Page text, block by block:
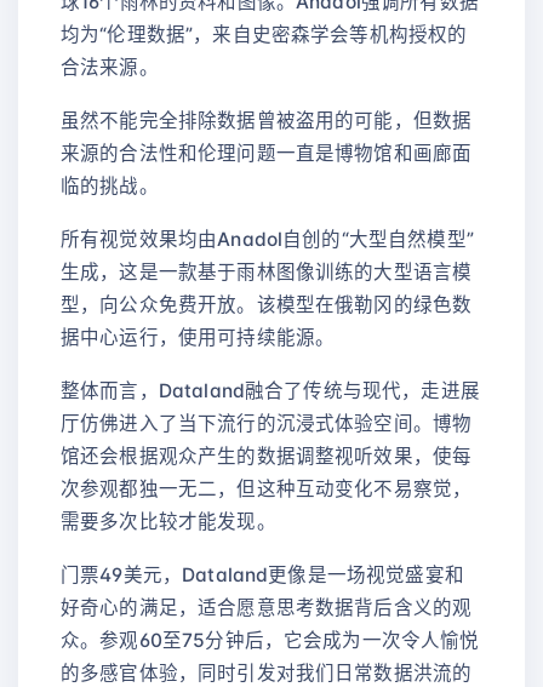
均为“伦理数据”，来自史密森学会等机构授权的
合法来源。
虽然不能完全排除数据曾被盗用的可能，但数据
来源的合法性和伦理问题一直是博物馆和画廊面
临的挑战。
所有视觉效果均由Anadol自创的“大型自然模型”
生成，这是一款基于雨林图像训练的大型语言模
型，向公众免费开放。该模型在俄勒冈的绿色数
据中心运行，使用可持续能源。
整体而言，Dataland融合了传统与现代，走进展
厅仿佛进入了当下流行的沉浸式体验空间。博物
馆还会根据观众产生的数据调整视听效果，使每
次参观都独一无二，但这种互动变化不易察觉，
需要多次比较才能发现。
门票49美元，Dataland更像是一场视觉盛宴和
好奇心的满足，适合愿意思考数据背后含义的观
众。参观60至75分钟后，它会成为一次令人愉悦
的多感官体验，同时引发对我们日常数据洪流的